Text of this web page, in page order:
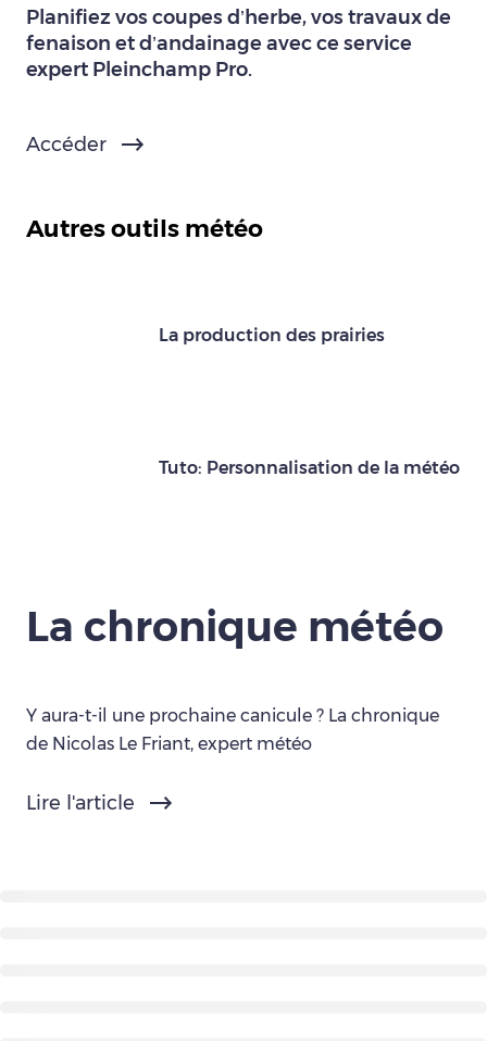
Planifiez vos coupes d’herbe, vos travaux de
fenaison et d’andainage avec ce service
expert Pleinchamp Pro.
Accéder
Autres outils météo
La production des prairies
Tuto: Personnalisation de la météo
La chronique météo
Y aura-t-il une prochaine canicule ? La chronique
de Nicolas Le Friant, expert météo
Lire l'article